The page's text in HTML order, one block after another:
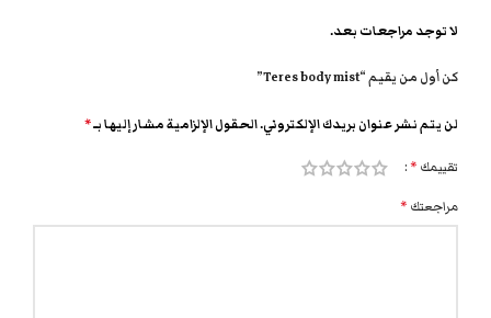
لا توجد مراجعات بعد.
كن أول من يقيم “Teres body mist”
لن يتم نشر عنوان بريدك الإلكتروني.الحقول الإلزامية مشار إليها بـ*
تقييمك *
مراجعتك *